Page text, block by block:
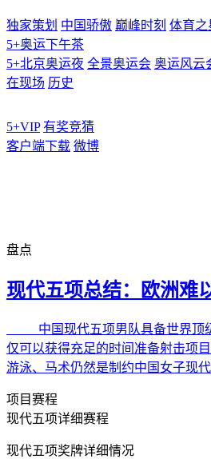
独家策划 中国骄傲 巅峰时刻 体育之
5+奥运下午茶
5+北京奥运夜 全景奥运会 奥运风云
在现场 历史
5+VIP 有奖竞猜
客户端下载 微博
盘点
现代五项总结：欧洲难
中国现代五项男队具备世界顶级
仅可以获得充足的时间准备射击项
游泳、马术仍然是制约中国女子现
项目赛程
现代五项详细赛程
现代五项奖牌详细情况